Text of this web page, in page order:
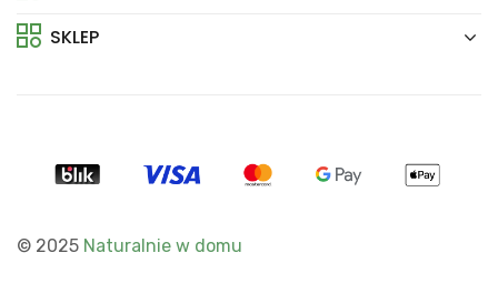
SKLEP
© 2025 Naturalnie w domu